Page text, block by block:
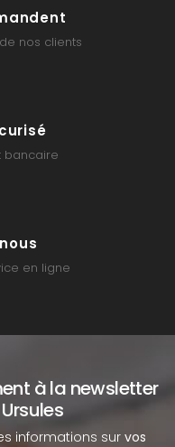
nos clients
bancaire
en ligne
à la newsletter
informations sur vos